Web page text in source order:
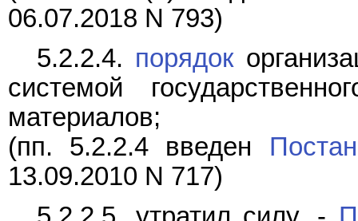
06.07.2018 N 793)
5.2.2.4. порядок
системой
материалов;
(пп. 5.2.2.4 введен
13.09.2010 N 717)